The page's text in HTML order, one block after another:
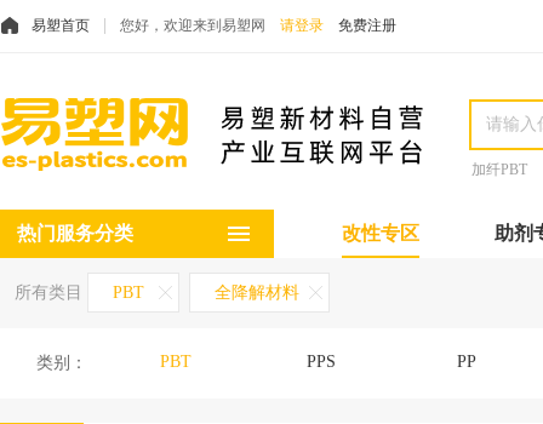
易塑首页 您好，欢迎来到易塑网 请登录 免费注册
加纤PBT
热门服务分类 改性专区 助剂
所有类目 PBT 全降解材料
类别： PBT PPS PP